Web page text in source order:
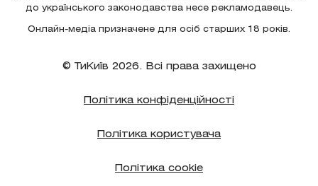
до українського законодавства несе рекламодавець.
Онлайн-медіа призначене для осіб старших 18 років.
© ТиКиїв 2026. Всі права захищено
Політика конфіденційності
Політика користувача
Політика cookie